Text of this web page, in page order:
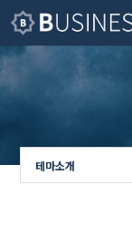
테마소개